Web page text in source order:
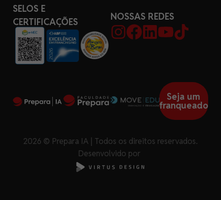
SELOS E
CERTIFICAÇÕES
NOSSAS REDES
Seja um
franqueado
2026 © Prepara IA | Todos os direitos reservados.
Desenvolvido por